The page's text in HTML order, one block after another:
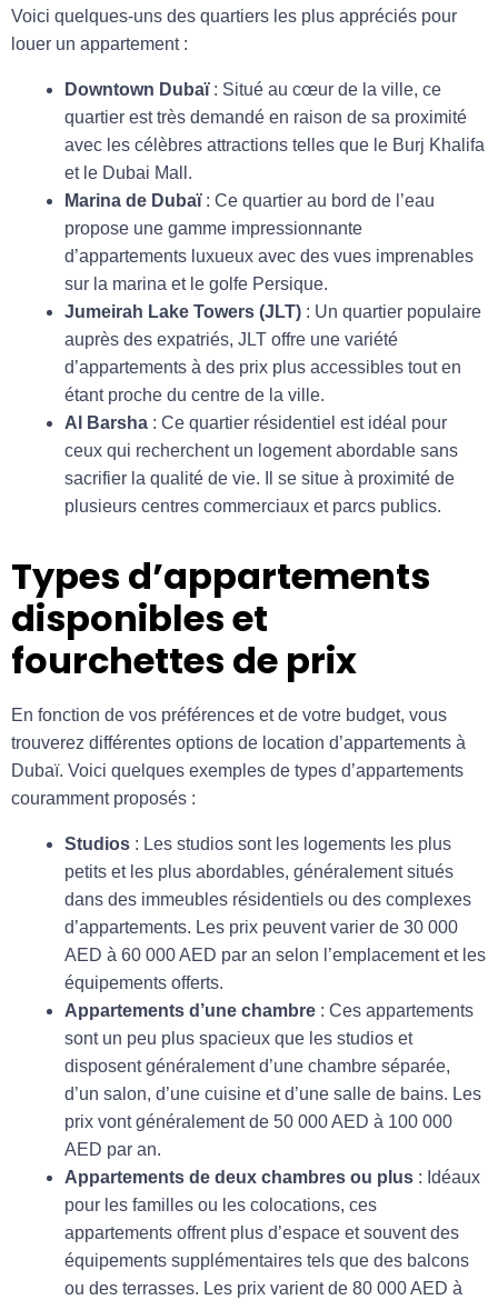
Voici quelques-uns des quartiers les plus appréciés pour
louer un appartement :
Downtown Dubaï: Situé au cœur de la ville, ce
quartier est très demandé en raison de sa proximité
avec les célèbres attractions telles que le Burj Khalifa
et le Dubai Mall.
Marina de Dubaï: Ce quartier au bord de l’eau
propose une gamme impressionnante
d’appartements luxueux avec des vues imprenables
sur la marina et le golfe Persique.
Jumeirah Lake Towers (JLT) : Un quartier populaire
auprès des expatriés, JLT offre une variété
d’appartements à des prix plus accessibles tout en
étant proche du centre de la ville.
Al Barsha : Ce quartier résidentiel est idéal pour
ceux qui recherchent un logement abordable sans
sacrifier la qualité de vie. Il se situe à proximité de
plusieurs centres commerciaux et parcs publics.
Types d’appartements
disponibles et
fourchettes de prix
En fonction de vos préférences et de votre budget, vous
trouverez différentes options de location d’appartements à
Dubaï. Voici quelques exemples de types d’appartements
couramment proposés :
Studios : Les studios sont les logements les plus
petits et les plus abordables, généralement situés
dans des immeubles résidentiels ou des complexes
d’appartements. Les prix peuvent varier de 30 000
AED à 60 000 AED par an selon l’emplacement et les
équipements offerts.
Appartements d’une chambre : Ces appartements
sont un peu plus spacieux que les studios et
disposent généralement d’une chambre séparée,
d’un salon, d’une cuisine et d’une salle de bains. Les
prix vont généralement de 50 000 AED à 100 000
AED par an.
Appartements de deux chambres ou plus : Idéaux
pour les familles ou les colocations, ces
appartements offrent plus d’espace et souvent des
équipements supplémentaires tels que des balcons
ou des terrasses. Les prix varient de 80 000 AED à